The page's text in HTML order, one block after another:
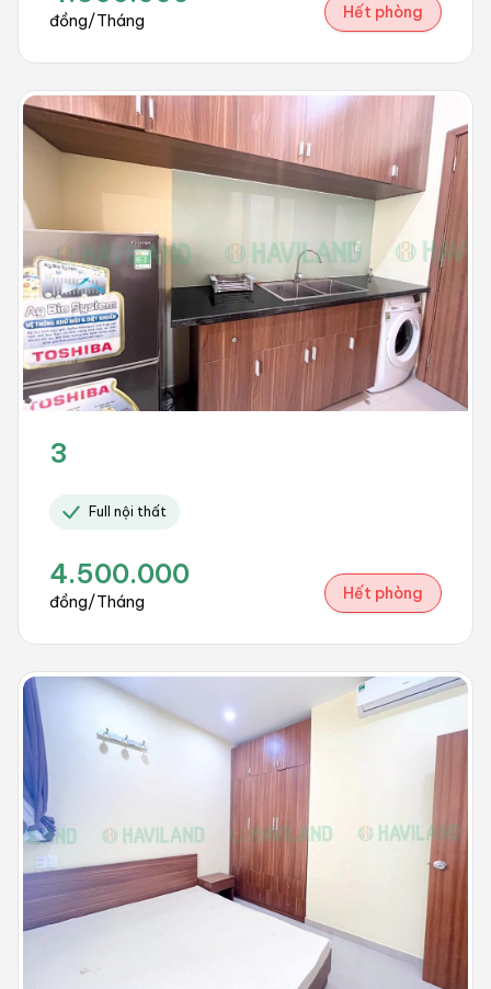
đồng/Tháng Hết phòng
3
Full nội thất
4.500.000
đồng/Tháng Hết phòng